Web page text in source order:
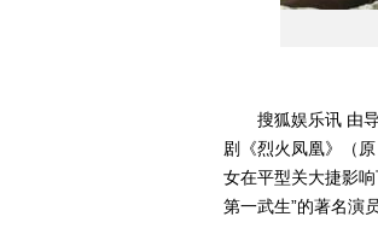
搜狐娱乐讯 由导
剧《烈火凤凰》（
女在平型关大捷影
第一武生”的著名演